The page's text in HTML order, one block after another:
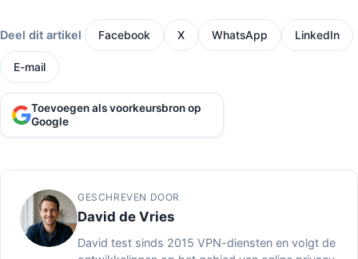
Deel dit artikel Facebook X WhatsApp LinkedIn
E-mail
Toevoegen als voorkeursbron op
Google
GESCHREVEN DOOR
David de Vries
David test sinds 2015 VPN-diensten en volgt de